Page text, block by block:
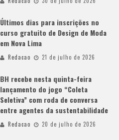
Últimos dias para inscrições no
curso gratuito de Design de Moda
em Nova Lima
Redacao 21 de julho de 2026
BH recebe nesta quinta-feira
lançamento do jogo “Coleta
Seletiva” com roda de conversa
entre agentes da sustentabilidade
Redacao 20 de julho de 2026